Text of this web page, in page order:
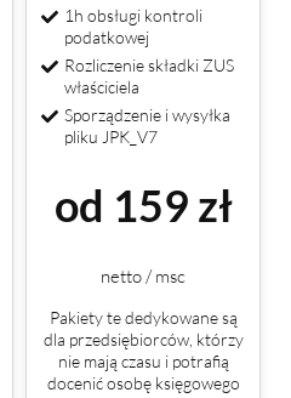
1h obsługi kontroli
podatkowej
Rozliczenie składki ZUS
właściciela
Sporządzenie i wysyłka
pliku JPK_V7
od 159 zł
netto / msc
Pakiety te dedykowane są
dla przedsiębiorców, którzy
nie mają czasu i potrafią
docenić osobę księgowego